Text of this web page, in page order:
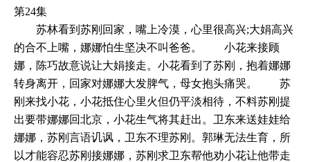
第24集
苏林看到苏刚回家，嘴上冷漠，心里很高兴;大娟高兴
的合不上嘴，娜娜怕生坚决不叫爸爸。 小花来接顾
娜，陈巧故意说让大娟接走。小花看到了苏刚，抱着娜娜
转身离开，回家对娜娜大发脾气，母女抱头痛哭。 苏
刚来找小花，小花抵住心里火但仍平淡相待，不料苏刚提
出要带娜娜回北京，小花生气将其赶出。卫东来送娃娃给
娜娜，苏刚言语讥讽，卫东不理苏刚。郭琳无法生育，所
以才能容忍苏刚接娜娜，苏刚求卫东帮他劝小花让他带走